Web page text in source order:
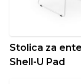
Stolica za
Shell-U Pad